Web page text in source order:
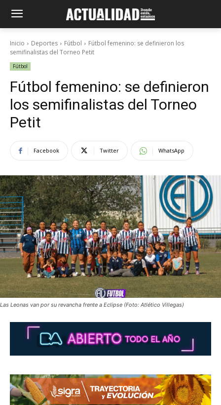
Inicio Deportes Fútbol
Fútbol femenino: se definieron los
semifinalistas del Torneo Petit
Fútbol
Fútbol femenino: se definieron
los semifinalistas del Torneo
Petit
Facebook Twitter WhatsApp
Las Leonas van por su revancha frente a Eclipse (Foto: Atlético Villegas)